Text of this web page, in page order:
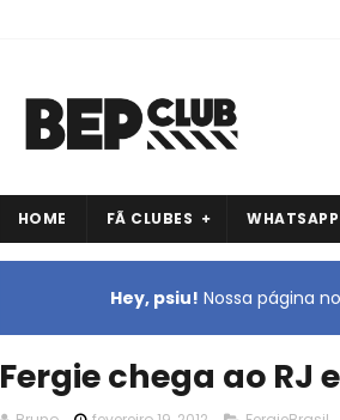
HOME FÃ CLUBES WHATSAPP
Hey, psiu! Nossa página
Fergie chega ao RJ